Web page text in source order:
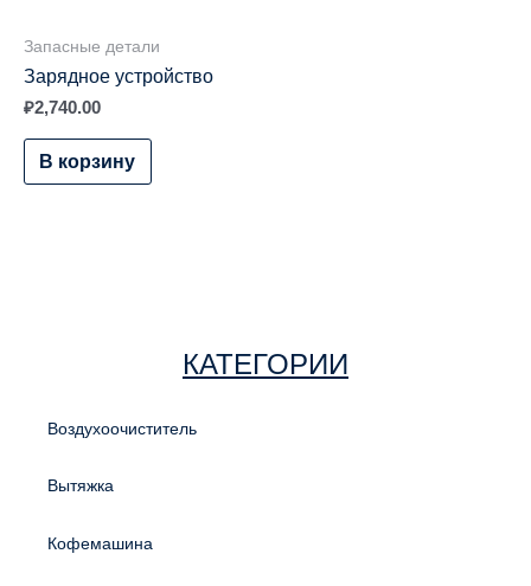
Запасные детали
Зарядное устройство
₽2,740.00
В корзину
КАТЕГОРИИ
Воздухоочиститель
Вытяжка
Кофемашина